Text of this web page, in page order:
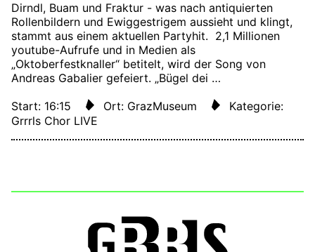
Dirndl, Buam und Fraktur - was nach antiquierten
Rollenbildern und Ewiggestrigem aussieht und klingt,
stammt aus einem aktuellen Partyhit. 2,1 Millionen
youtube-Aufrufe und in Medien als
„Oktoberfestknaller“ betitelt, wird der Song von
Andreas Gabalier gefeiert. „Bügel dei …
Start: 16:15 Ort: GrazMuseum
Kategorie:
Grrrls Chor LIVE